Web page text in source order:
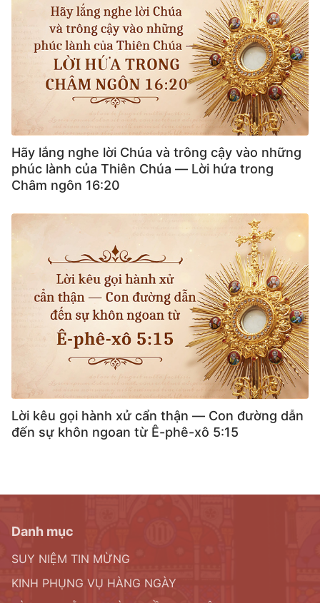
Hãy lắng nghe lời Chúa và trông cậy vào những
phúc lành của Thiên Chúa — Lời hứa trong
Châm ngôn 16:20
Lời kêu gọi hành xử cẩn thận — Con đường dẫn
đến sự khôn ngoan từ Ê-phê-xô 5:15
Danh mục
SUY NIỆM TIN MỪNG
KINH PHỤNG VỤ HÀNG NGÀY